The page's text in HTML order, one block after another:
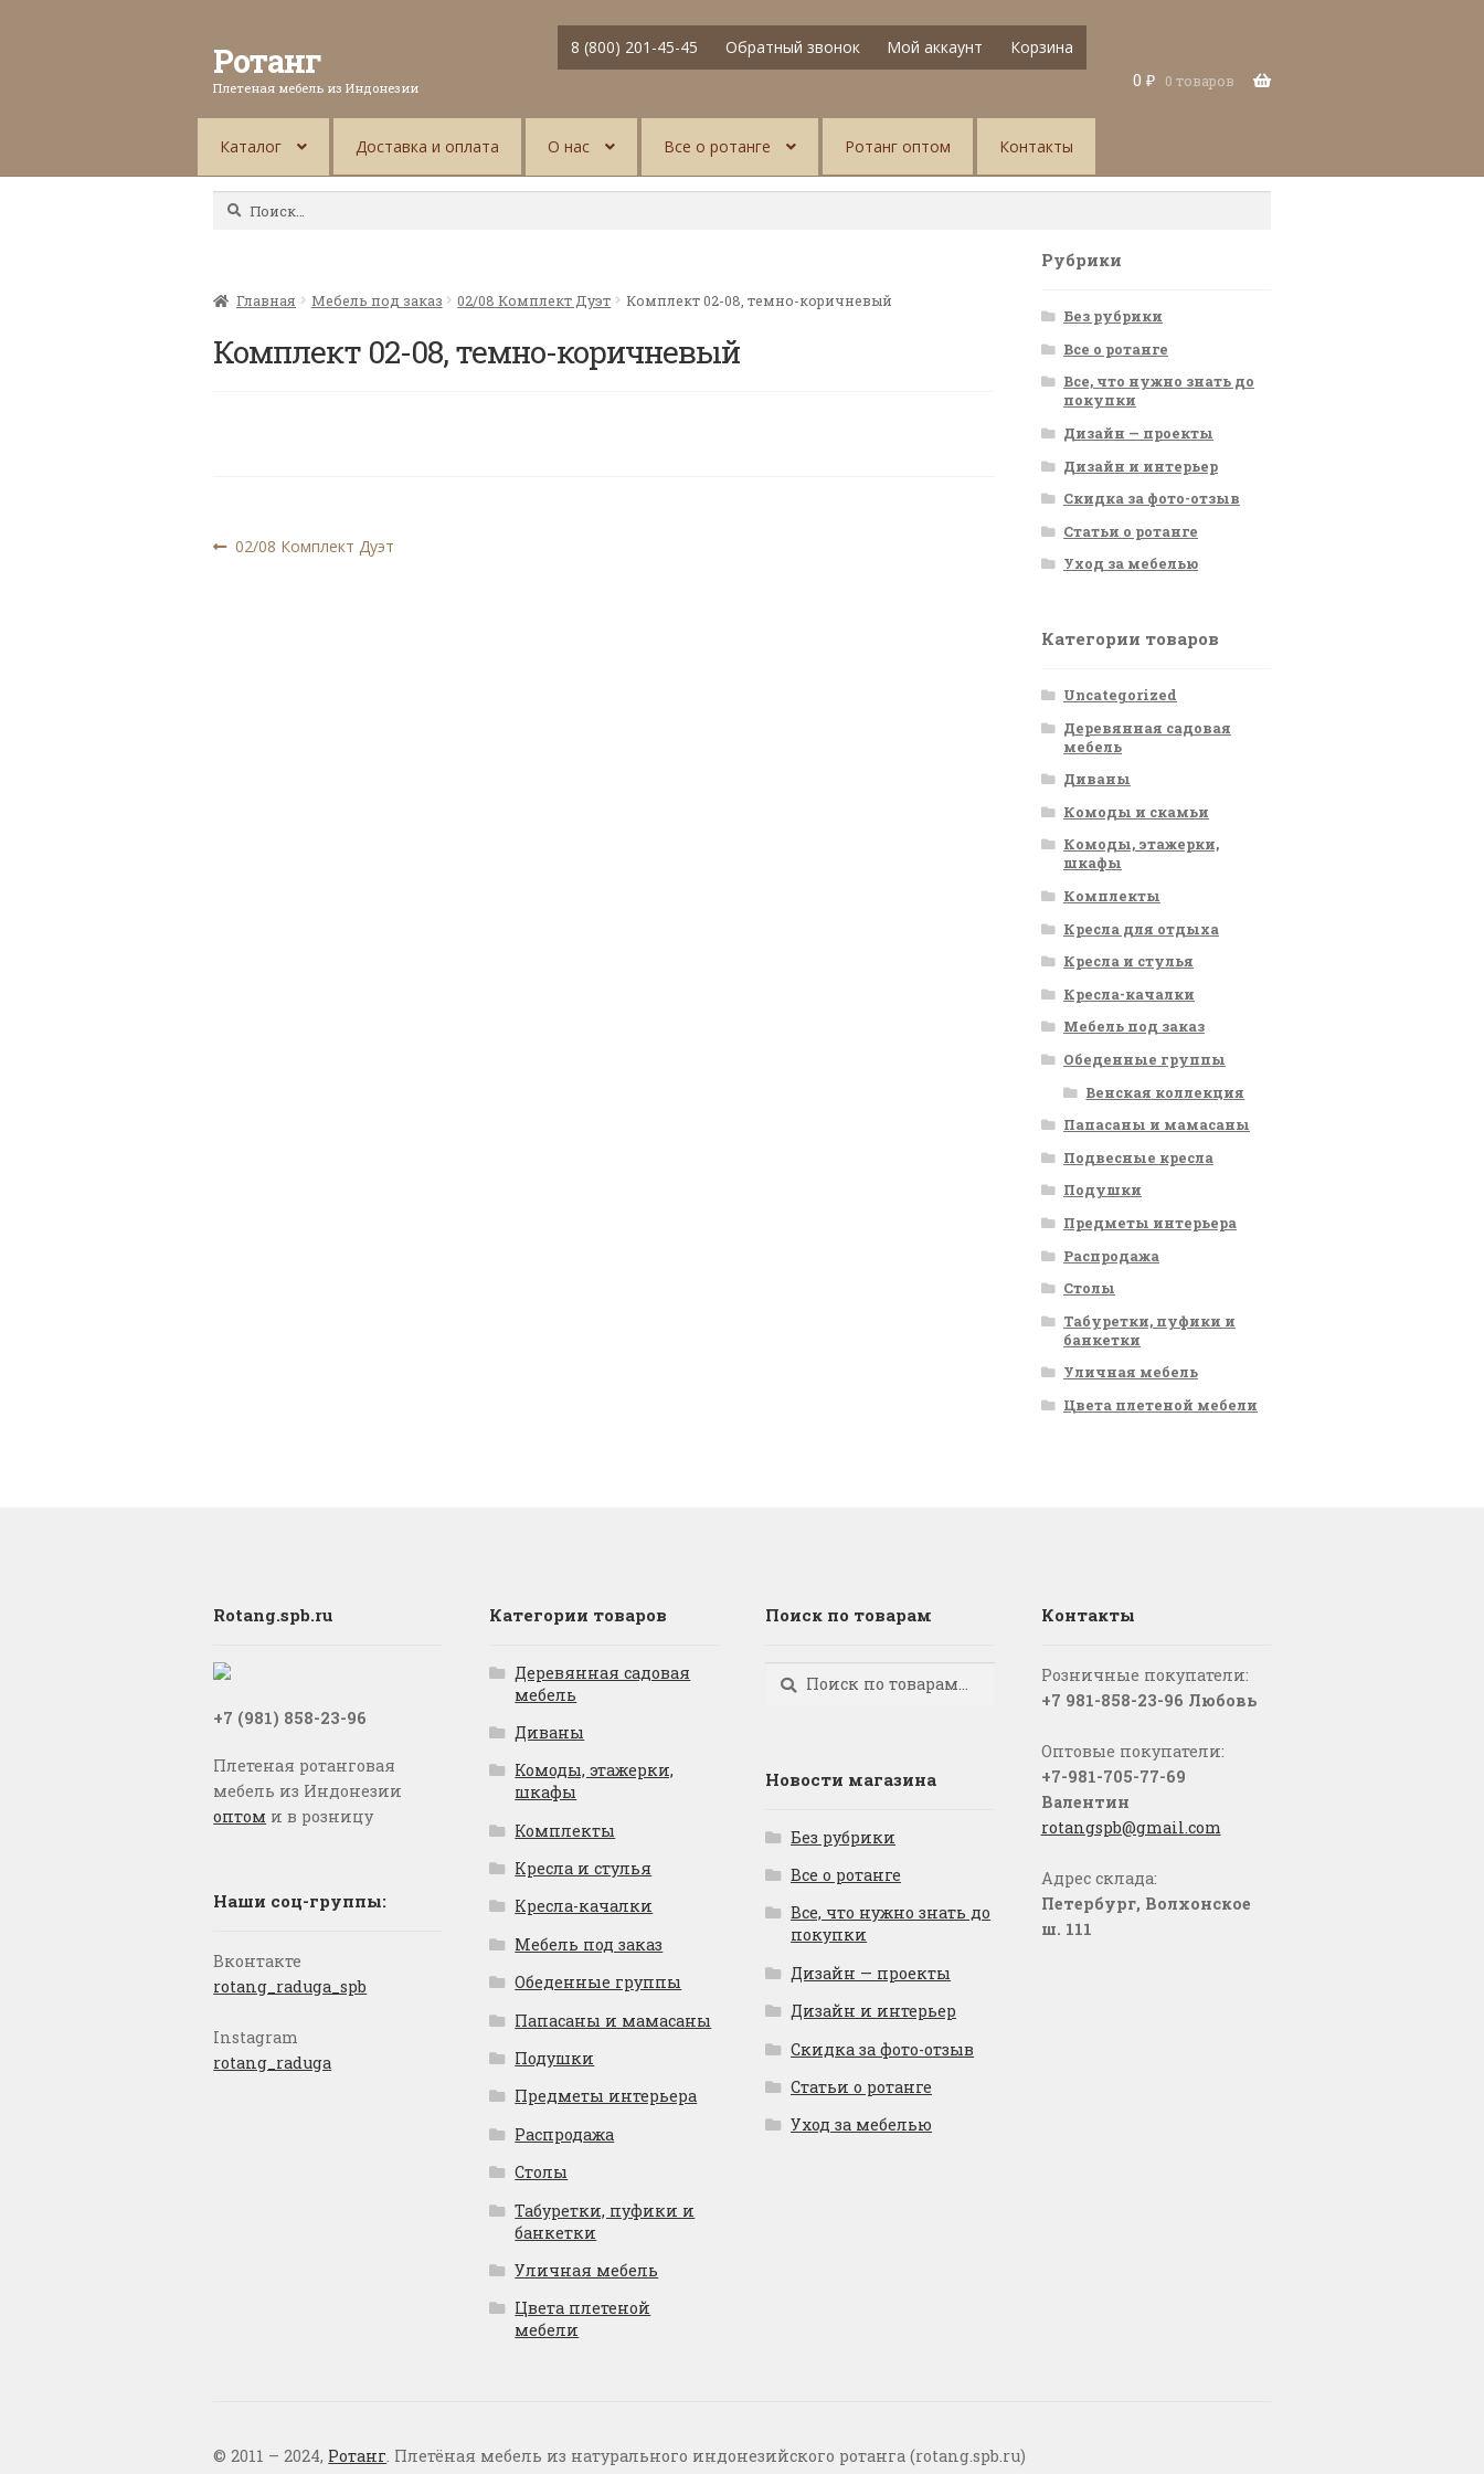
Ротанг
Плетеная мебель из Индонезии
8 (800) 201-45-45 Обратный звонок Мой аккаунт
Корзина
0 ₽ 0 товаров
Каталог Доставка и оплата О нас Все о ротанге Ротанг оптом Контакты
Найти:
Главная Мебель под заказ 02/08 Комплект Дуэт Комплект 02-08, темно-коричневый
Комплект 02-08, темно-коричневый
Навигация
Предыдущая
02/08 Комплект Дуэт
Рубрики
Без рубрики
Все о ротанге
Все, что нужно знать до
покупки
Дизайн — проекты
Дизайн и интерьер
Скидка за фото-отзыв
Статьи о ротанге
Уход за мебелью
Категории товаров
Uncategorized
Деревянная садовая
мебель
Диваны
Комоды и скамьи
Комоды, этажерки,
шкафы
Комплекты
Кресла для отдыха
Кресла и стулья
Кресла-качалки
Мебель под заказ
Обеденные группы
Венская коллекция
Папасаны и мамасаны
Подвесные кресла
Подушки
Предметы интерьера
Распродажа
Столы
Табуретки, пуфики и
банкетки
Уличная мебель
Цвета плетеной мебели
Rotang.spb.ru
+7 (981) 858-23-96
Плетеная ротанговая
мебель из Индонезии
оптом и в розницу
Наши соц-группы:
Вконтакте
rotang_raduga_spb
Instagram
rotang_raduga
Категории товаров
Деревянная садовая
мебель
Диваны
Комоды, этажерки,
шкафы
Комплекты
Кресла и стулья
Кресла-качалки
Мебель под заказ
Обеденные группы
Папасаны и мамасаны
Подушки
Предметы интерьера
Распродажа
Столы
Табуретки, пуфики и
банкетки
Уличная мебель
Цвета плетеной
мебели
Поиск по товарам
Искать:
Поиск
Новости магазина
Без рубрики
Все о ротанге
Все, что нужно знать до
покупки
Дизайн — проекты
Дизайн и интерьер
Скидка за фото-отзыв
Статьи о ротанге
Уход за мебелью
Контакты
Розничные покупатели:
+7 981-858-23-96 Любовь
Оптовые покупатели:
+7-981-705-77-69
Валентин
rotangspb@gmail.com
Адрес склада:
Петербург, Волхонское
ш. 111
© 2011 – 2024, Ротанг. Плетёная мебель из натурального индонезийского ротанга (rotang.spb.ru)